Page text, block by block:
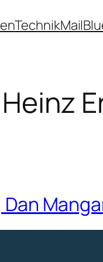
TechnikMail
Heinz